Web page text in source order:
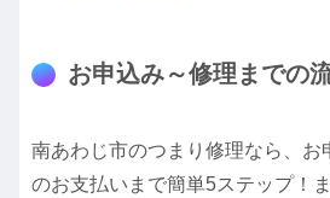
お申込み～修理までの
南あわじ市のつまり修理なら、お
のお支払いまで簡単5ステップ！